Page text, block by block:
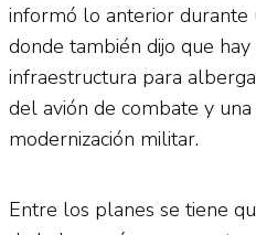
informó lo anterior durante
donde también dijo que
infraestructura para
del avión de combate y
modernización militar.
Entre los planes se tiene